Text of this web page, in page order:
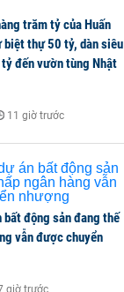
trăm tỷ của Huấn
biệt thự 50 tỷ, dàn siêu
đến vườn tùng Nhật
11 giờ trước
bất động sản đang thế
vẫn được chuyển
giờ trước